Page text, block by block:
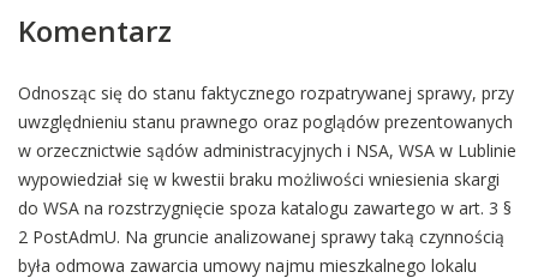
Komentarz
Odnosząc się do stanu faktycznego rozpatrywanej sprawy, przy
uwzględnieniu stanu prawnego oraz poglądów prezentowanych
w orzecznictwie sądów administracyjnych i NSA, WSA w Lublinie
wypowiedział się w kwestii braku możliwości wniesienia skargi
do WSA na rozstrzygnięcie spoza katalogu zawartego w art. 3 §
2 PostAdmU. Na gruncie analizowanej sprawy taką czynnością
była odmowa zawarcia umowy najmu mieszkalnego lokalu